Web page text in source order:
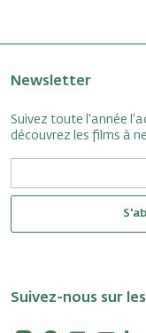
Newsletter
Suivez toute l'année
découvrez les films à
Suivez-nous sur